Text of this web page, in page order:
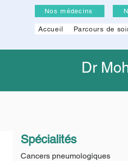
Nos médecins
Accueil Parcours de
Dr
Spécialités
Cancers pneumologiques